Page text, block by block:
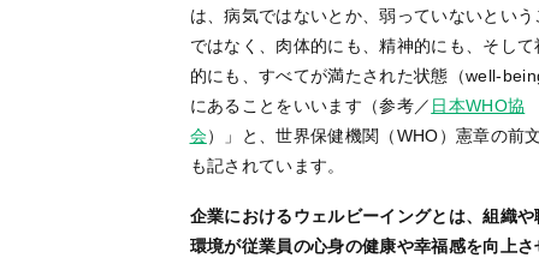
は、病気ではないとか、弱っていないという
ではなく、肉体的にも、精神的にも、そして
的にも、すべてが満たされた状態（well-
にあることをいいます（参考／ 日本WHO協
会）」と、世界保健機関（WHO）憲章の前
も記されています。
企業におけるウェルビーイングとは、組織や
環境が従業員の心身の健康や幸福感を向上さ